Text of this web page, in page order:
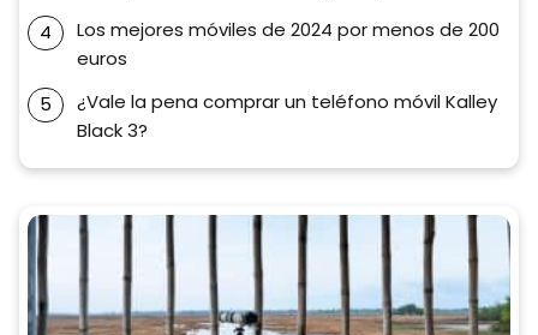
Los mejores móviles de 2024 por menos de 200
euros
¿Vale la pena comprar un teléfono móvil Kalley
Black 3?